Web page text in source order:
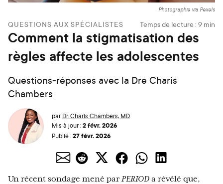
Photographie via Pexels
QUESTIONS AUX SPÉCIALISTES Temps de lecture : 9 min
Comment la stigmatisation des
règles affecte les adolescentes
Questions-réponses avec la Dre Charis
Chambers
par Dr. Charis Chambers, MD
Mis à jour :2 févr. 2026
Publié :27 févr. 2026
Un récent sondage mené parPERIOD a révélé que,